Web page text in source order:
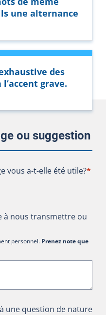
une alternance
des
grave.
ou suggestion
vous a-t-elle été utile?
vous a-t-elle été utile?*
à nous transmettre ou
personnel. Prenez note que
une question de nature